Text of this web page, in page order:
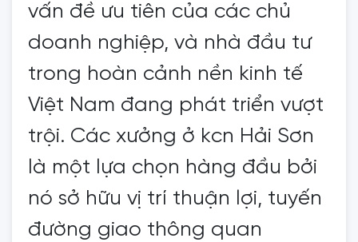
vấn đề ưu tiên của các chủ
doanh nghiệp, và nhà đầu tư
trong hoàn cảnh nền kinh tế
Việt Nam đang phát triển vượt
trội. Các xưởng ở kcn Hải Sơn
là một lựa chọn hàng đầu bởi
nó sở hữu vị trí thuận lợi, tuyến
đường giao thông quan